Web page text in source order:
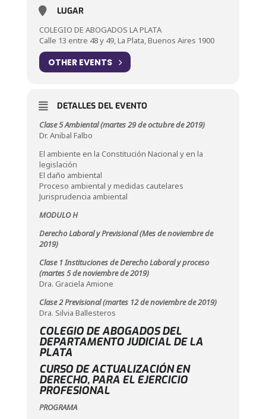
LUGAR
COLEGIO DE ABOGADOS LA PLATA
Calle 13 entre 48 y 49, La Plata, Buenos Aires 1900
OTHER EVENTS
DETALLES DEL EVENTO
Clase 5 Ambiental (martes 29 de octubre de 2019)
Dr. Anibal Falbo
El ambiente en la Constitución Nacional y en la
legislación
El daño ambiental
Proceso ambiental y medidas cautelares
Jurisprudencia ambiental
MODULO H
Derecho Laboral y Previsional (Mes de noviembre de
2019)
Clase 1 Instituciones de Derecho Laboral y proceso
(martes 5 de noviembre de 2019)
Dra. Graciela Amione
Clase 2 Previsional (martes 12 de noviembre de 2019)
Dra. Silvia Ballesteros
COLEGIO DE ABOGADOS DEL
DEPARTAMENTO JUDICIAL DE LA
PLATA
CURSO DE ACTUALIZACIÓN EN
DERECHO, PARA EL EJERCICIO
PROFESIONAL
PROGRAMA